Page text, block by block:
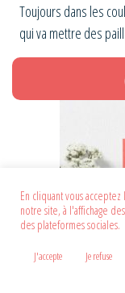
Toujours dans les
qui va mettre des
En cliquant vous
notre site, à l'affichage
des plateformes sociales.
J'accepte Je refuse